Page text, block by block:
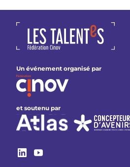
Un événement organisé par
et soutenu par